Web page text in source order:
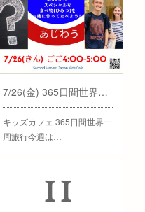
7/26(金) 365日間世界一周旅行 アメリカ横断編 3
キッズカフェ 365日間世界一
周旅行今週は…
11